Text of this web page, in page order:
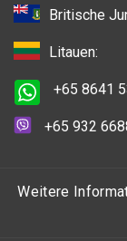
Britische
Litauen:
+65 8641
+65 932
Weitere